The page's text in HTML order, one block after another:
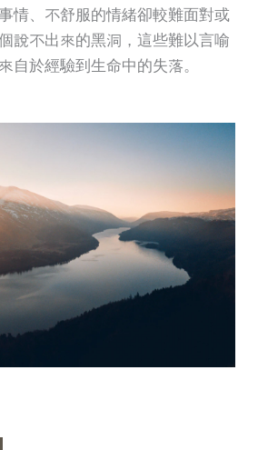
情、不舒服的情緒卻較難面對或
說不出來的黑洞，這些難以言喻
自於經驗到生命中的失落。